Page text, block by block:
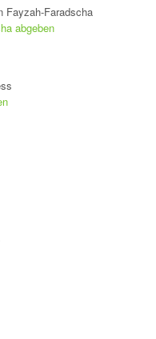
Fayzah-Faradscha
abgeben